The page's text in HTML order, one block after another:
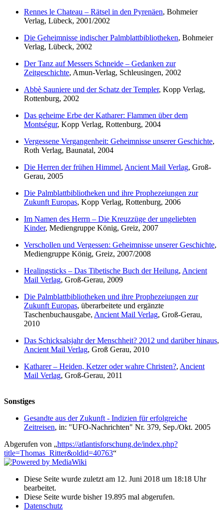
Rennes le Chateau – Rätsel in den Pyrenäen, Bohmeier
Verlag, Lübeck, 2001/2002
Die Geheimnisse indischer Palmblattbibliotheken, Bohmeier
Verlag, Lübeck, 2002
Der Tanz auf Messers Schneide – Gedanken zur
Zeitgeschichte, Amun-Verlag, Schleusingen, 2002
Abbè Sauniere und der Schatz der Templer, Kopp Verlag,
Rottenburg, 2002
Das geheime Erbe der Katharer: Flammen über dem
Montségur, Kopp Verlag, Rottenburg, 2004
Vergessene Vergangenheit: Geheimnisse unserer Geschichte,
Roth Verlag, Baunatal, 2004
Die Herren der frühen Himmel, Ancient Mail Verlag, Groß-
Gerau, 2005
Die Palmblattbibliotheken und ihre Prophezeiungen zur
Zukunft Europas, Kopp Verlag, Rottenburg, 2006
Im Namen des Herrn – Die Kreuzzüge der ungeliebten
Kinder, Mediengruppe König, Greiz, 2007
Verschollen und Vergessen: Geheimnisse unserer Geschichte,
Mediengruppe König, Greiz, 2007/2008
Healingsticks – Das Tibetische Buch der Heilung, Ancient
Mail Verlag, Groß-Gerau, 2009
Die Palmblattbibliotheken und ihre Prophezeiungen zur
Zukunft Europas, überarbeitete und ergänzte
Taschenbuchausgabe, Ancient Mail Verlag, Groß-Gerau,
2010
Das Schicksalsjahr der Menschheit? 2012 und darüber hinaus,
Ancient Mail Verlag, Groß Gerau, 2010
Katharer – Heiden, Ketzer oder wahre Christen?, Ancient
Mail Verlag, Groß-Gerau, 2011
Sonstiges
Gesandte aus der Zukunft - Indizien für erfolgreiche
Zeitreisen, in: "UFO-Nachrichten" Nr. 379, Sep./Okt. 2005
Abgerufen von „https://atlantisforschung.de/index.php?
title=Thomas_Ritter&oldid=40763“
Diese Seite wurde zuletzt am 12. Juni 2018 um 18:18 Uhr
bearbeitet.
Diese Seite wurde bisher 19.895 mal abgerufen.
Datenschutz